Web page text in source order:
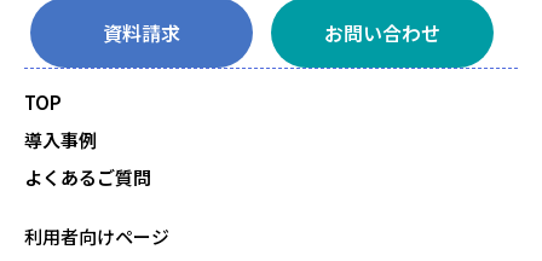
資料請求 お問い合わせ
TOP
導入事例
よくあるご質問
利用者向けページ